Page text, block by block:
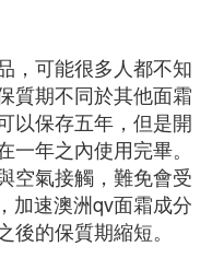
，可能很多人都不知
質期不同於其他面霜
以保存五年，但是開
年之內使用完畢。
空氣接觸，難免會受
加速澳洲qv面霜成分
的保質期縮短。